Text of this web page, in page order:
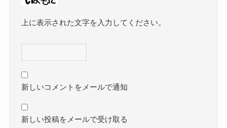
上に表示された文字を入力してください。
新しいコメントをメールで通知
新しい投稿をメールで受け取る